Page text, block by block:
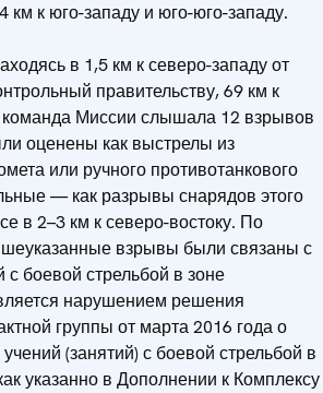
км к юго-западу и юго-юго-западу.
в 1,5 км к северо-западу от
правительству, 69 км к
команда Миссии слышала 12 взрывов
оценены как выстрелы из
или ручного противотанкового
— как разрывы снарядов этого
в 2–3 км к северо-востоку. По
взрывы были связаны с
боевой стрельбой в зоне
нарушением решения
группы от марта 2016 года о
(занятий) с боевой стрельбой в
указанно в Дополнении к Комплексу